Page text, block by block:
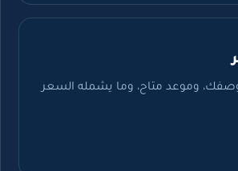
وموعد متاح، وما يشمله السعر